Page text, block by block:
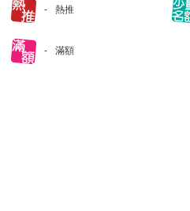
熱推
滿額